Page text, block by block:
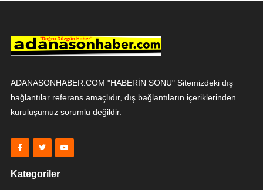
ADANASONHABER.COM "HABERİN SONU" Sitemizdeki dış
bağlantılar referans amaçlıdır, dış bağlantıların içeriklerinden
kuruluşumuz sorumlu değildir.
Kategoriler